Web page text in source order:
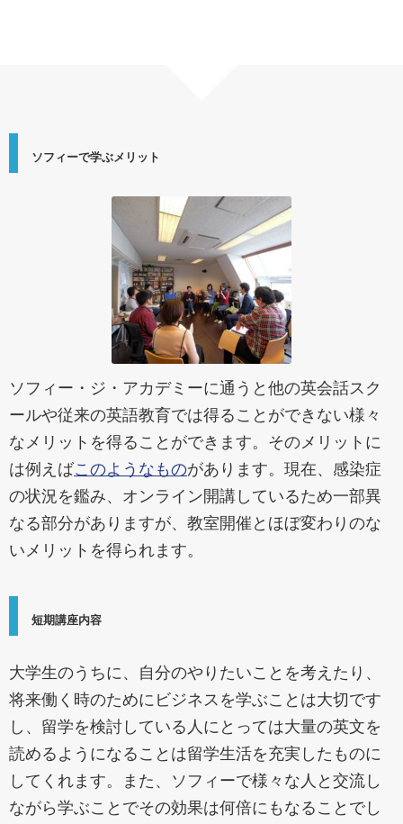
ソフィーで学ぶメリット
ソフィー・ジ・アカデミーに通うと他の英会話スク
ールや従来の英語教育では得ることができない様々
なメリットを得ることができます。そのメリットに
は例えばこのようなものがあります。現在、感染症
の状況を鑑み、オンライン開講しているため一部異
なる部分がありますが、教室開催とほぼ変わりのな
いメリットを得られます。
短期講座内容
大学生のうちに、自分のやりたいことを考えたり、
将来働く時のためにビジネスを学ぶことは大切です
し、留学を検討している人にとっては大量の英文を
読めるようになることは留学生活を充実したものに
してくれます。また、ソフィーで様々な人と交流し
ながら学ぶことでその効果は何倍にもなることでし